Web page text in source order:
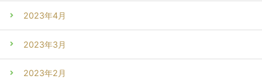
2023年4月
2023年3月
2023年2月